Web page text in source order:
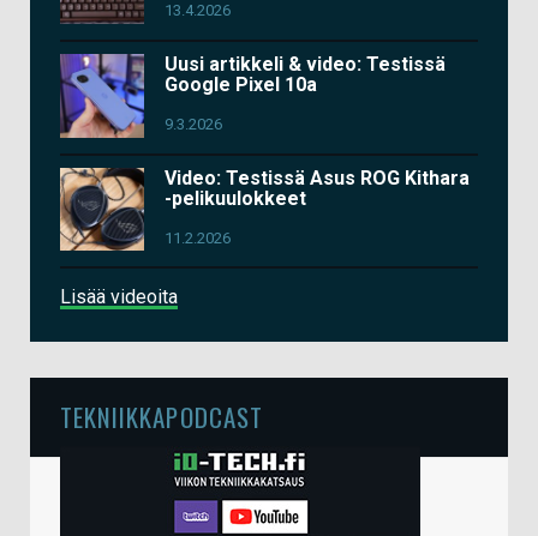
13.4.2026
Uusi artikkeli & video: Testissä
Google Pixel 10a
9.3.2026
Video: Testissä Asus ROG Kithara
-pelikuulokkeet
11.2.2026
Lisää videoita
TEKNIIKKAPODCAST